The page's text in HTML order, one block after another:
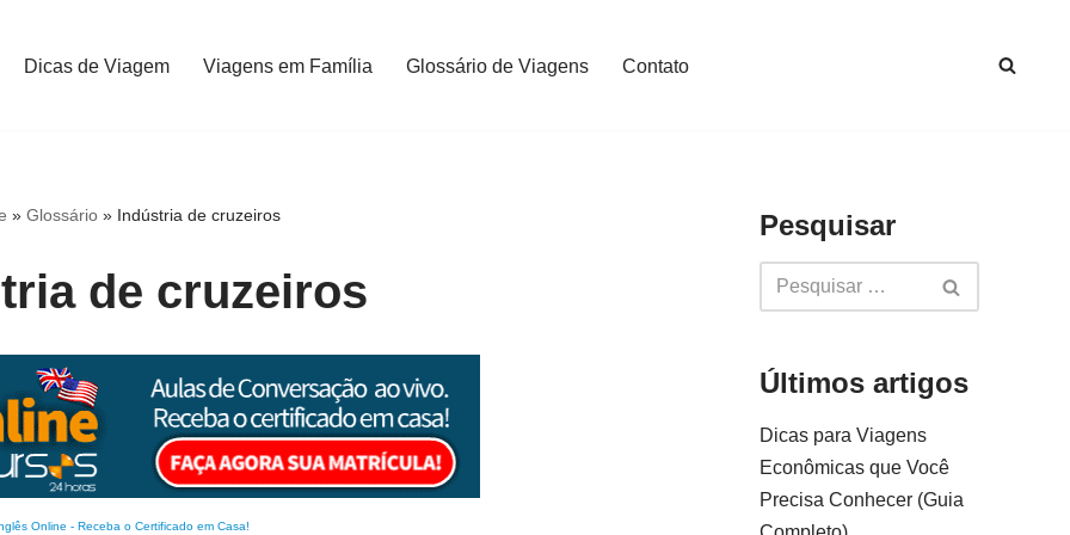
Dicas de Viagem Viagens em Família Glossário de Viagens Contato
»Glossário » Indústria de cruzeiros
de cruzeiros
Online - Receba o Certificado em Casa!
Pesquisar
Últimos artigos
Dicas para Viagens
Econômicas que Você
Precisa Conhecer (Guia